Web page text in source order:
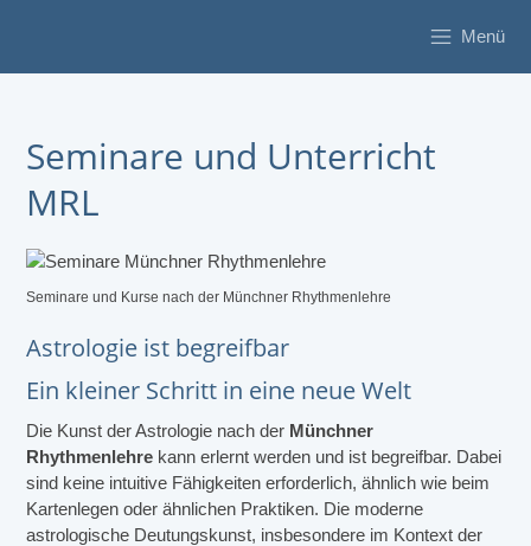
Menü
Seminare und Unterricht
MRL
Seminare und Kurse nach der Münchner Rhythmenlehre
Astrologie ist begreifbar
Ein kleiner Schritt in eine neue Welt
Die Kunst der Astrologie nach der Münchner
Rhythmenlehre kann erlernt werden und ist begreifbar. Dabei
sind keine intuitive Fähigkeiten erforderlich, ähnlich wie beim
Kartenlegen oder ähnlichen Praktiken. Die moderne
astrologische Deutungskunst, insbesondere im Kontext der